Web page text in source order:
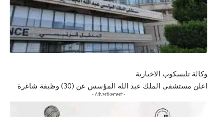
وكالة تليسكوب الاخبارية
اعلن مستشفى الملك عبد الله المؤسس عن (30) وظيفة شاغرة
- Advertisement -